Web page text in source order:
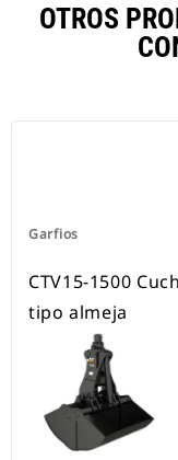
OTROS
Garfios
CTV15-1500
tipo almeja